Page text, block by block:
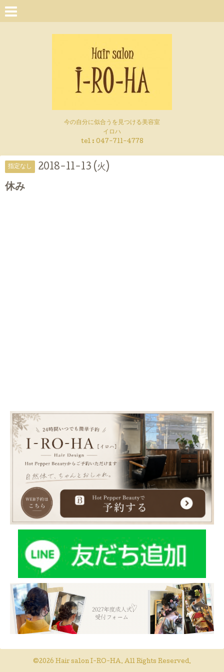
今の自分に似合うを見つける美容室
イロハ
tel : 047-711-4778
指定なし 2018-11-13 (火)
休み
©2026 Hair salon I-RO-HA. All Rights Reserved.